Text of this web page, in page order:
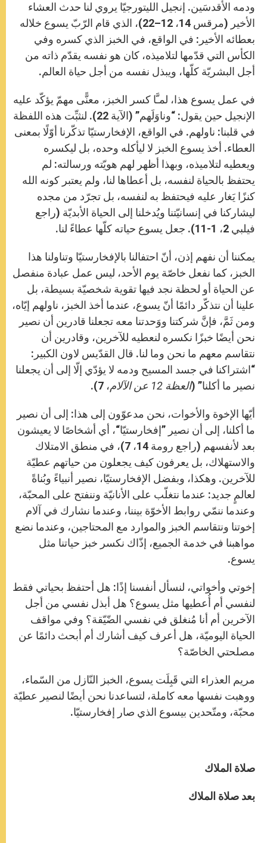
ودمه الأقدسَين. إنجيل الليتورجيّا يروي لنا حدث العشاء
الأخير (مرقس 14، 12–22)، الذي قام الرّبّ يسوع خلاله
بعطائه الأخير: في الواقع، في الخبز الذي كسره وفي
الكأس التي قدّمها لتلاميذه، كان هو نفسه يقدّم ذاته من
أجل البشريّة كلّها، ويبذل نفسه من أجل حياة العالم.
في عمل يسوع هذا، لمـَّا كسر الخبز، معنًّى مهمّ يؤكّد عليه
الإنجيل حين يقول: “وناوَلَهم” (الآية 22). لنثبِّت هذه اللفظة
في قلبنا: ناولهم. في الواقع، الإفخارستيّا تذكّرنا أوّلًا بمعنى
العطاء. أخذ يسوع الخبز لا ليأكله وحده، بل ليكسره
ويعطيه لتلاميذه، وبهذا أظهر لهم هويّته ورسالته: لم
يحتفظ بالحياة لنفسه، بل أعطاها لنا، ولم يعتبر كونه الله
كنزًا يَغار عليه فيحتفظ به لنفسه، بل تجرّد من مجده
ليشاركنا في إنسانيّتنا ويُدخلنا إلى الحياة الأبديّة (راجع
فيلبي 2، 1-11). جعل يسوع حياته كلّها عطاءً لنا.
يمكننا أن نفهم إذن، أنّ احتفالنا بالإفخارستيّا وتناولنا هذا
الخبز، كما نفعل خاصّة يوم الأحد، ليس عمل عبادة منفصل
عن الحياة أو لحظة نجد فيها تقوية شخصيّة بسيطة، بل
علينا أن نتذكّر دائمًا أنّ يسوع، عندما أخذ الخبز، ناولهم إيّاه،
ومن ثَمَّ، فإنَّ شركتنا ووَحدتنا معه تجعلنا قادرين أن نصير
نحن أيضًا خبزًا نكسره لنعطيه للآخرين، وقادرين أن
نتقاسم معهم ما نحن وما لنا. قال القدّيس لاون الكبير:
“اشتراكنا في جسد المسيح ودمه لا يؤدّي إلّا إلى أن يجعلنا
نصير ما أكلنا” (العظة 12 عن الآلام ، 7).
أيّها الإخوة والأخوات، نحن مدعوّون إلى هذا: إلى أن نصير
ما أكلنا، إلى أن نصير ”إفخارستيّا“، أي أشخاصًا لا يعيشون
بعد لأنفسهم (راجع رومة 14، 7)، في منطق الامتلاك
والاستهلاك، بل يعرفون كيف يجعلون من حياتهم عطيّة
للآخرين. وهكذا، وبفضل الإفخارستيّا، نصير أنبياءً وبُناةً
لعالمٍ جديد: عندما نتغلّب على الأنانيّة وننفتح على المحبّة،
وعندما ننمّي روابط الأخوّة بيننا، وعندما نشارك في آلام
إخوتنا ونتقاسم الخبز والموارد مع المحتاجين، وعندما نضع
مواهبنا في خدمة الجميع، إذّاك نكسر خبز حياتنا مثل
يسوع.
إخوتي وأخواتي، لنسأل أنفسنا إذًا: هل أحتفظ بحياتي فقط
لنفسي أم أُعطيها مثل يسوع؟ هل أبذل نفسي من أجل
الآخرين أم أنا مُنغلق في نفسي الضّيّقة؟ وفي مواقف
الحياة اليوميّة، هل أعرف كيف أشارك أم أبحث دائمًا عن
مصلحتي الخاصّة؟
مريم العذراء التي قَبِلَت يسوع، الخبز النّازل من السّماء،
ووهبت نفسها معه كاملة، لتساعدنا نحن أيضًا لنصير عطيّة
محبّة، ومتّحدين بيسوع الذي صار إفخارستيّا.
صلاة الملاك
بعد صلاة الملاك